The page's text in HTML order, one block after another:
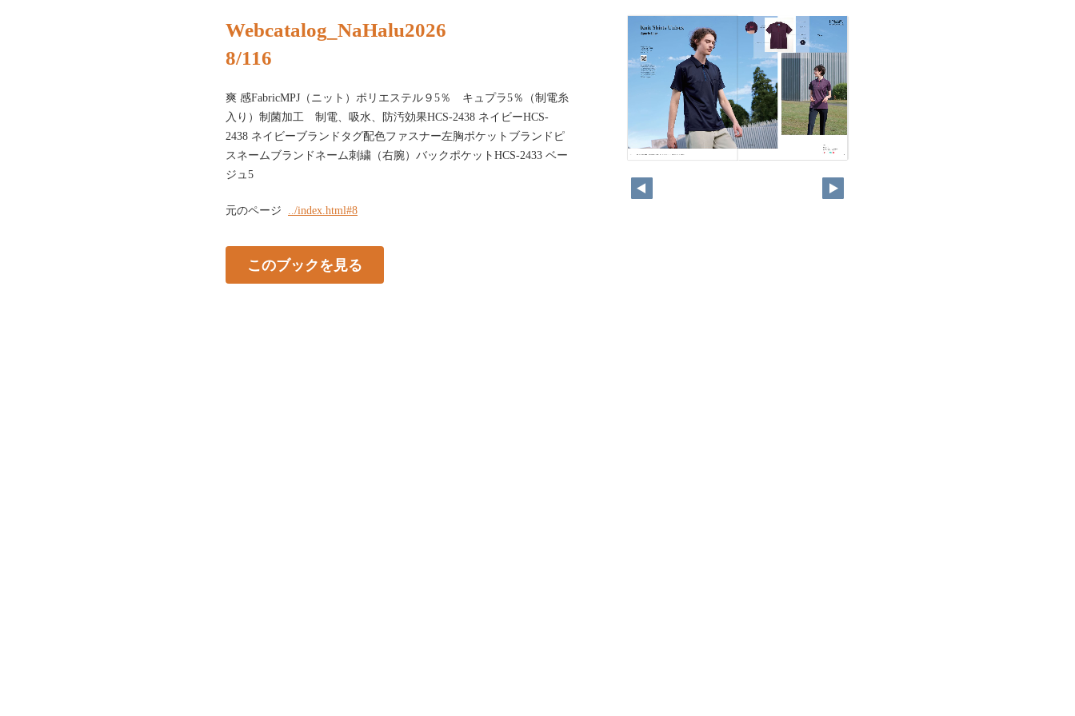
Webcatalog_NaHalu2026
8/116
爽 感FabricMPJ（ニット）ポリエステル９5％ キュプラ5％（制電糸
入り）制菌加工 制電、吸水、防汚効果HCS-2438 ネイビーHCS-
2438 ネイビーブランドタグ配色ファスナー左胸ポケットブランドピ
スネームブランドネーム刺繍（右腕）バックポケットHCS-2433 ベー
ジュ5
元のページ ../index.html#8
このブックを見る